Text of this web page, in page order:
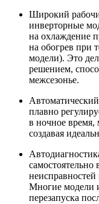
Широкий
инверторные
на охлаждение
на обогрев при
модели). Это
решением,
межсезонье.
плавно
в ночное время,
создавая
Многие модели
перезапуска